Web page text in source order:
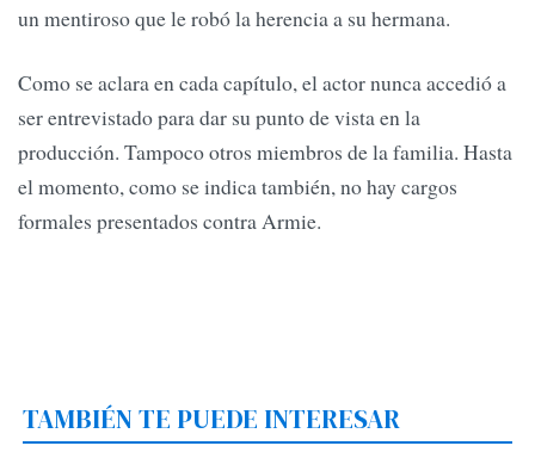
un mentiroso que le robó la herencia a su hermana.
Como se aclara en cada capítulo, el actor nunca accedió a
ser entrevistado para dar su punto de vista en la
producción. Tampoco otros miembros de la familia. Hasta
el momento, como se indica también, no hay cargos
formales presentados contra Armie.
TAMBIÉN TE PUEDE INTERESAR